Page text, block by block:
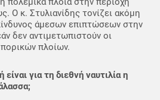
Ο κ. Στυλιανίδης τονίζει ακόμη
άμεσων επιπτώσεων στην
δεν αντιμετωπιστούν οι
πλοίων.
για τη διεθνή ναυτιλία η